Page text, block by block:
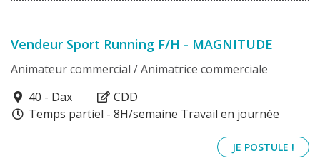
Vendeur Sport Running F/H - MAGNITUDE
Animateur commercial / Animatrice commerciale
40100
40 - Dax
CDD
Temps partiel - 8H/semaine Travail en journée
JE POSTULE !